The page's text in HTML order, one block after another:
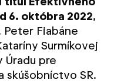
6. októbra 2022,
Peter Fiabáne
Surmíkovej
Úradu pre
skúšobníctvo SR.